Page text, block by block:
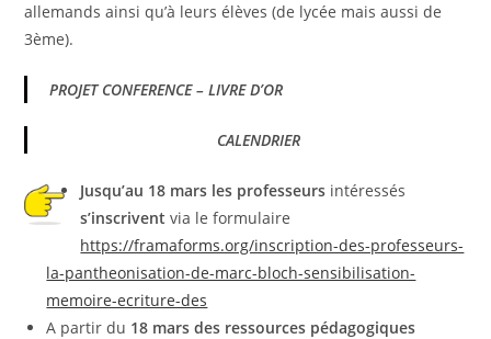
allemands ainsi qu’à leurs élèves (de lycée mais aussi de
3ème).
PROJET CONFERENCE – LIVRE D’OR
CALENDRIER
Jusqu’au 18 mars les professeurs intéressés
s’inscriventvia le formulaire
https://framaforms.org/inscription-des-professeurs-
la-pantheonisation-de-marc-bloch-sensibilisation-
memoire-ecriture-des
A partir du 18 mars des ressources pédagogiques